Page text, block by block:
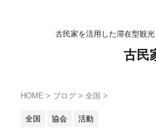
古民家を活用した滞在型観光
古民
HOME > ブログ > 全国 >
全国 協会 活動